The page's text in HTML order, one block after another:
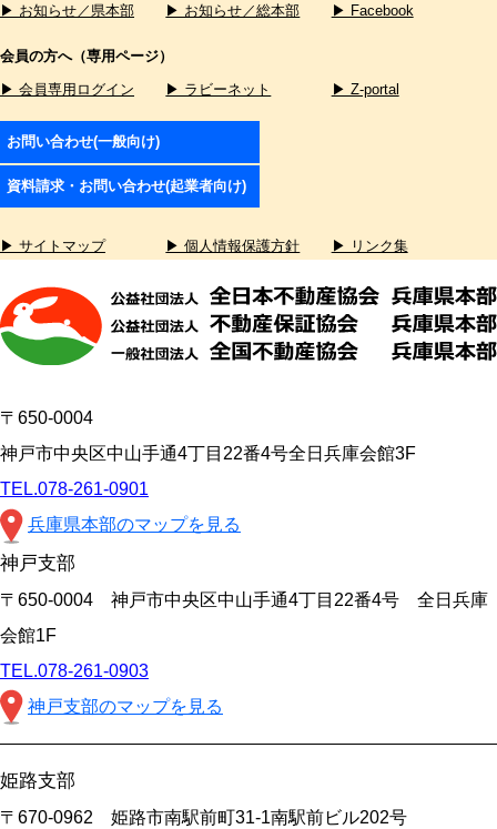
▶ お知らせ／県本部
▶ お知らせ／総本部 ▶ Facebook
会員の方へ（専用ページ）
▶ 会員専用ログイン
▶ ラビーネット ▶ Z-portal
お問い合わせ(一般向け)
資料請求・お問い合わせ(起業者向け)
▶ サイトマップ ▶ 個人情報保護方針 ▶ リンク集
〒650-0004
神戸市中央区中山手通4丁目22番4号全日兵庫会館3F
TEL.078-261-0901
兵庫県本部のマップを見る
神戸支部
〒650-0004 神戸市中央区中山手通4丁目22番4号 全日兵庫
会館1F
TEL.078-261-0903
神戸支部のマップを見る
姫路支部
〒670-0962 姫路市南駅前町31-1南駅前ビル202号